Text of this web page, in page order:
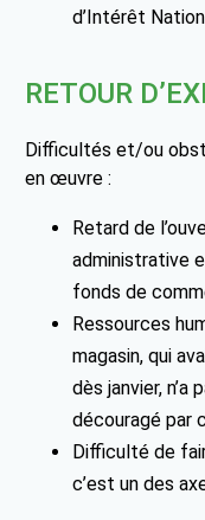
d’Intérêt
RETOUR
Difficultés et/ou
en œuvre :
Retard de
administrative
fonds de
Ressources
magasin, qui
dès janvier, n’a
découragé par
Difficulté de
c’est un des